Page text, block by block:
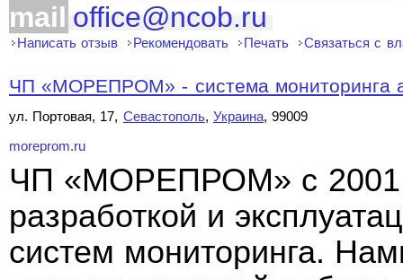
mail office@ncob.ru
Написать отзыв Рекомендовать Печать Связаться с
ЧП «МОРЕПРОМ» - система мониторинга
ул. Портовая, 17, Севастополь, Украина, 99009
moreprom.ru
ЧП «МОРЕПРОМ» с 2001
разработкой и
систем мониторинга.